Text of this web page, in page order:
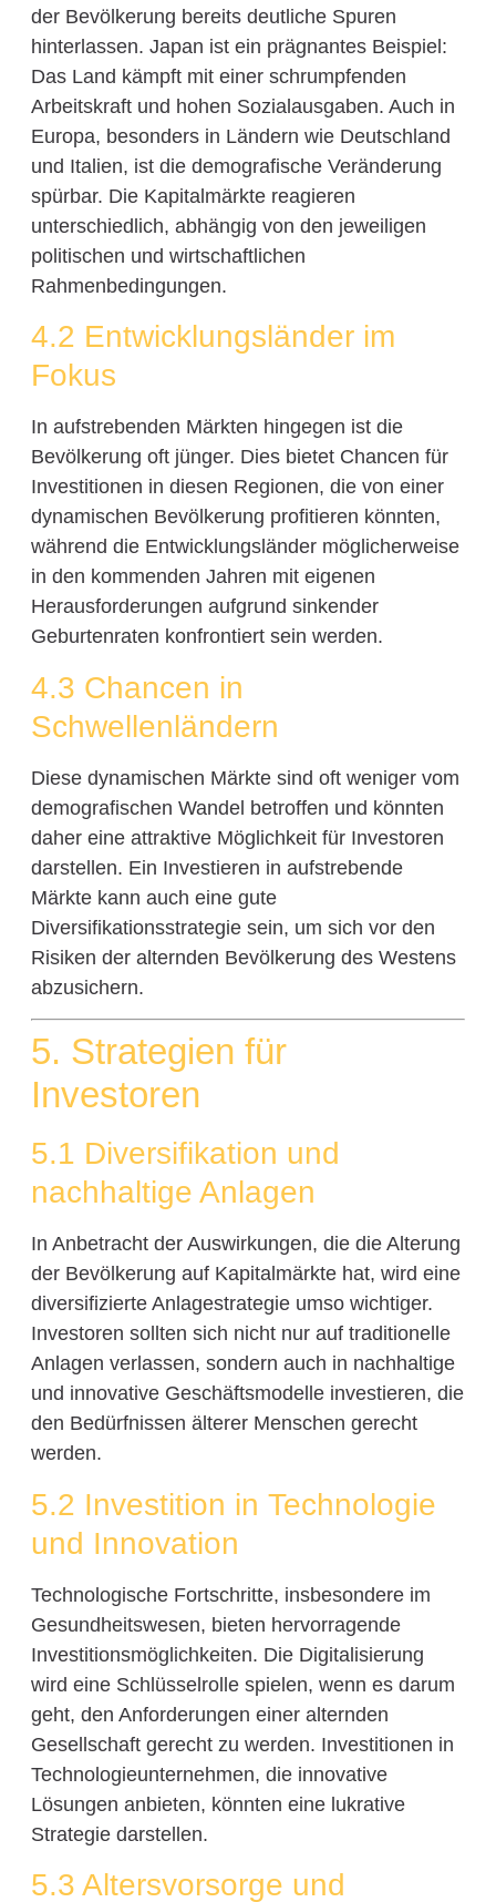
der Bevölkerung bereits deutliche Spuren
hinterlassen. Japan ist ein prägnantes Beispiel:
Das Land kämpft mit einer schrumpfenden
Arbeitskraft und hohen Sozialausgaben. Auch in
Europa, besonders in Ländern wie Deutschland
und Italien, ist die demografische Veränderung
spürbar. Die Kapitalmärkte reagieren
unterschiedlich, abhängig von den jeweiligen
politischen und wirtschaftlichen
Rahmenbedingungen.
4.2 Entwicklungsländer im
Fokus
In aufstrebenden Märkten hingegen ist die
Bevölkerung oft jünger. Dies bietet Chancen für
Investitionen in diesen Regionen, die von einer
dynamischen Bevölkerung profitieren könnten,
während die Entwicklungsländer möglicherweise
in den kommenden Jahren mit eigenen
Herausforderungen aufgrund sinkender
Geburtenraten konfrontiert sein werden.
4.3 Chancen in
Schwellenländern
Diese dynamischen Märkte sind oft weniger vom
demografischen Wandel betroffen und könnten
daher eine attraktive Möglichkeit für Investoren
darstellen. Ein Investieren in aufstrebende
Märkte kann auch eine gute
Diversifikationsstrategie sein, um sich vor den
Risiken der alternden Bevölkerung des Westens
abzusichern.
5. Strategien für
Investoren
5.1 Diversifikation und
nachhaltige Anlagen
In Anbetracht der Auswirkungen, die die Alterung
der Bevölkerung auf Kapitalmärkte hat, wird eine
diversifizierte Anlagestrategie umso wichtiger.
Investoren sollten sich nicht nur auf traditionelle
Anlagen verlassen, sondern auch in nachhaltige
und innovative Geschäftsmodelle investieren, die
den Bedürfnissen älterer Menschen gerecht
werden.
5.2 Investition in Technologie
und Innovation
Technologische Fortschritte, insbesondere im
Gesundheitswesen, bieten hervorragende
Investitionsmöglichkeiten. Die Digitalisierung
wird eine Schlüsselrolle spielen, wenn es darum
geht, den Anforderungen einer alternden
Gesellschaft gerecht zu werden. Investitionen in
Technologieunternehmen, die innovative
Lösungen anbieten, könnten eine lukrative
Strategie darstellen.
5.3 Altersvorsorge und